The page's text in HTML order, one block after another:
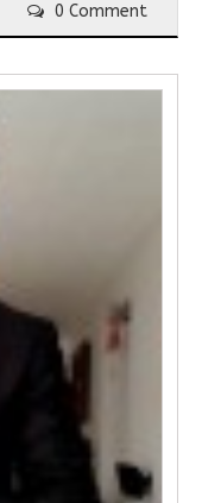
0 Comment